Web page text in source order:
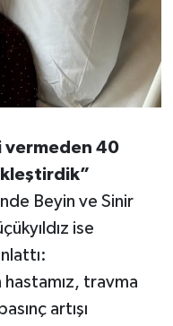
vermeden 40
Beyin ve Sinir
ise
hastamız, travma
artışı